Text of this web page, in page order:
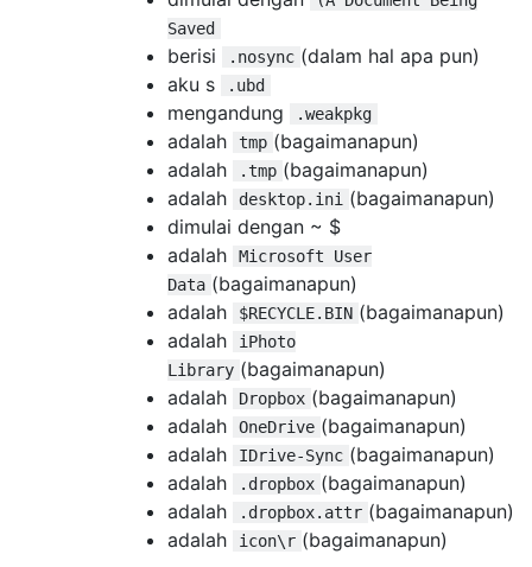
Saved
berisi .nosync (dalam hal apa pun)
aku s
.ubd
mengandung .weakpkg
adalah tmp (bagaimanapun)
adalah
.tmp (bagaimanapun)
adalah
desktop.ini (bagaimanapun)
dimulai dengan ~ $
adalah
Microsoft User
Data (bagaimanapun)
adalah
$RECYCLE.BIN (bagaimanapun)
adalah
iPhoto
Library (bagaimanapun)
adalah
Dropbox (bagaimanapun)
adalah
OneDrive (bagaimanapun)
adalah
IDrive-Sync (bagaimanapun)
adalah
.dropbox (bagaimanapun)
adalah
.dropbox.attr (bagaimanapun)
adalah
icon\r (bagaimanapun)